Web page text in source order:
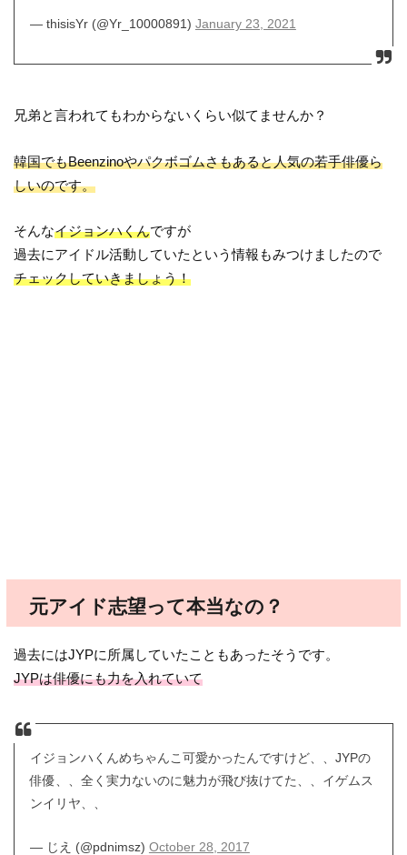
— thisisYr (@Yr_10000891) January 23, 2021
兄弟と言われてもわからないくらい似てませんか？
韓国でもBeenzinoやパクボゴムさもあると人気の若手俳優ら
しいのです。
そんなイジョンハくんですが
過去にアイドル活動していたという情報もみつけましたので
チェックしていきましょう！
元アイド志望って本当なの？
過去にはJYPに所属していたこともあったそうです。
JYPは俳優にも力を入れていて
イジョンハくんめちゃんこ可愛かったんですけど、、JYPの
俳優、、全く実力ないのに魅力が飛び抜けてた、、イゲムス
ンイリヤ、、
— じえ (@pdnimsz) October 28, 2017